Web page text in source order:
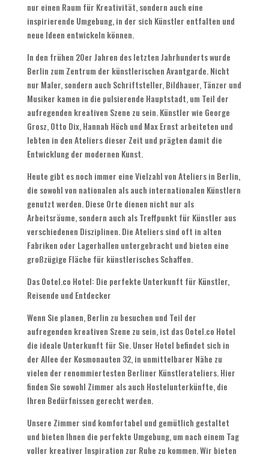
nur einen Raum für Kreativität, sondern auch eine
inspirierende Umgebung, in der sich Künstler entfalten und
neue Ideen entwickeln können.
In den frühen 20er Jahren des letzten Jahrhunderts wurde
Berlin zum Zentrum der künstlerischen Avantgarde. Nicht
nur Maler, sondern auch Schriftsteller, Bildhauer, Tänzer und
Musiker kamen in die pulsierende Hauptstadt, um Teil der
aufregenden kreativen Szene zu sein. Künstler wie George
Grosz, Otto Dix, Hannah Höch und Max Ernst arbeiteten und
lebten in den Ateliers dieser Zeit und prägten damit die
Entwicklung der modernen Kunst.
Heute gibt es noch immer eine Vielzahl von Ateliers in Berlin,
die sowohl von nationalen als auch internationalen Künstlern
genutzt werden. Diese Orte dienen nicht nur als
Arbeitsräume, sondern auch als Treffpunkt für Künstler aus
verschiedenen Disziplinen. Die Ateliers sind oft in alten
Fabriken oder Lagerhallen untergebracht und bieten eine
großzügige Fläche für künstlerisches Schaffen.
Das Ootel.co Hotel: Die perfekte Unterkunft für Künstler,
Reisende und Entdecker
Wenn Sie planen, Berlin zu besuchen und Teil der
aufregenden kreativen Szene zu sein, ist das Ootel.co Hotel
die ideale Unterkunft für Sie. Unser Hotel befindet sich in
der Allee der Kosmonauten 32, in unmittelbarer Nähe zu
vielen der renommiertesten Berliner Künstlerateliers. Hier
finden Sie sowohl Zimmer als auch Hostelunterkünfte, die
Ihren Bedürfnissen gerecht werden.
Unsere Zimmer sind komfortabel und gemütlich gestaltet
und bieten Ihnen die perfekte Umgebung, um nach einem Tag
voller kreativer Inspiration zur Ruhe zu kommen. Wir bieten